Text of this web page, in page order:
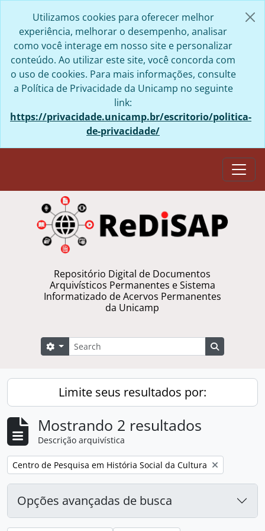
Utilizamos cookies para oferecer melhor
experiência, melhorar o desempenho, analisar
como você interage em nosso site e personalizar
conteúdo. Ao utilizar este site, você concorda com
o uso de cookies. Para mais informações, consulte
a Política de Privacidade da Unicamp no seguinte
link:
https://privacidade.unicamp.br/escritorio/politica-
de-privacidade/
Repositório Digital de Documentos
Arquivísticos Permanentes e Sistema
Informatizado de Acervos Permanentes
da Unicamp
Buscar
Opções de busca
Limite seus resultados por:
Mostrando 2 resultados
Descrição arquivística
Remover filtro:
Centro de Pesquisa em História Social da Cultura
Opções avançadas de busca